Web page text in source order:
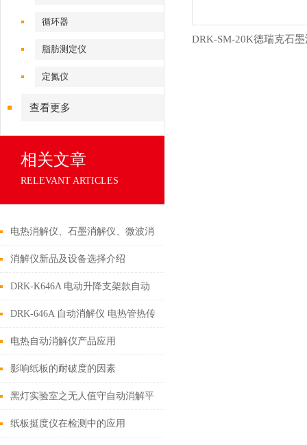
循环器
脂肪测定仪
定氮仪
查看更多
相关文章
RELEVANT ARTICLES
电热消解仪、石墨消解仪、微波消
解仪的区别
消解仪新品及设备选择介绍
DRK-K646A 电动升降支架款自动
消解仪 设备介绍
DRK-646A 自动消解仪 电热管热传
导款 德瑞克实验室分析仪器
电热自动消解仪产品应用
影响纸板的耐破度的因素
黑灯实验室之无人值守自动消解平
台
纸板挺度仪在检测中的应用
DRK-SM-20K德瑞克石